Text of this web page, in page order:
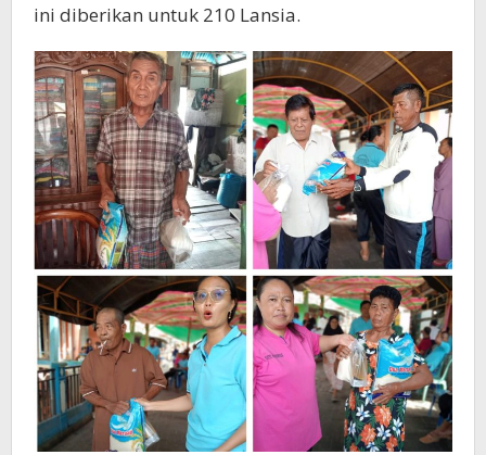
ini diberikan untuk 210 Lansia.